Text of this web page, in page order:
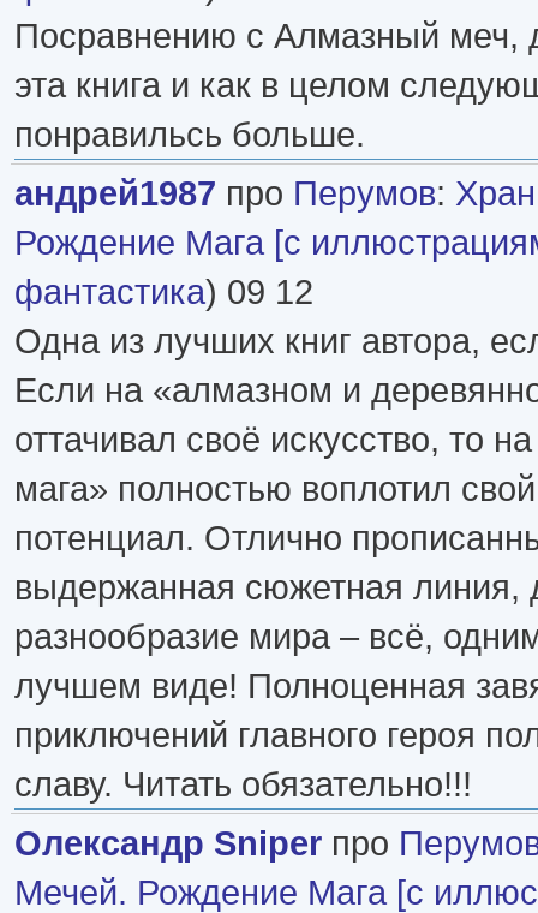
Посравнению с Алмазный меч,
эта книга и как в целом
понравильсь больше.
андрей1987 про Перумов:
Рождение Мага [с
фантастика) 09 12
Одна из лучших книг автора,
Если на «алмазном и
оттачивал своё искусство, то
мага» полностью воплотил
потенциал. Отлично
выдержанная сюжетная линия,
разнообразие мира – всё,
лучшем виде! Полноценная
приключений главного героя
славу. Читать обязательно!!!
Олександр Sniper про
Мечей. Рождение Мага [с